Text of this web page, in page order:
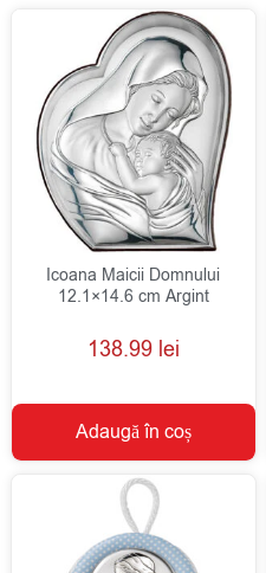
Icoana Maicii Domnului
12.1×14.6 cm Argint
138.99 lei
Adaugă în coș